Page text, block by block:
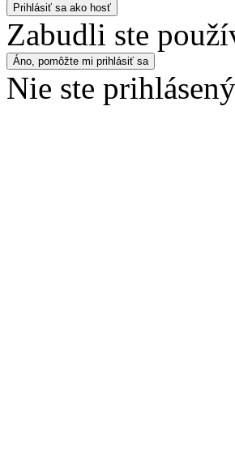
Zabudli ste
Nie ste